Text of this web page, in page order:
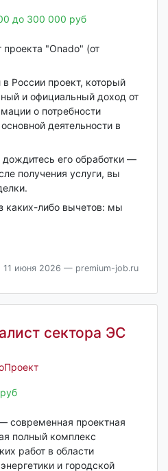
до 300 000 руб
"Onado" (от
России проект, который
и официальный доход от
о потребности
деятельности в
дождитесь его обработки —
получения услуги, вы
каких-либо вычетов: мы
11 июня 2026 — premium-job.ru
сектора ЭС
современная проектная
полный комплекс
работ в области
и городской